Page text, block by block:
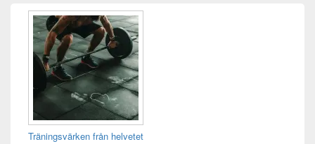
Primära
sidofältet
Widget
område
Träningsvärken från helvetet